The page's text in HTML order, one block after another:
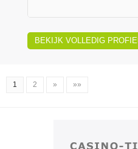
BEKIJK VOLLEDIG PROFIEL
1 2 » »»